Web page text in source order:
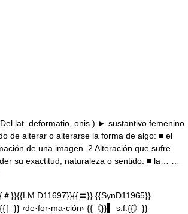
lat. deformatio, onis.) ► sustantivo femenino
de alterar o alterarse la forma de algo: ■ el
de una imagen. 2 Alteración que sufre
su exactitud, naturaleza o sentido: ■ la… …
}}{{LM D11697}}{{〓}} {{SynD11965}}
}} ‹de·for·ma·ción› {{《}}▍ s.f.{{》}}